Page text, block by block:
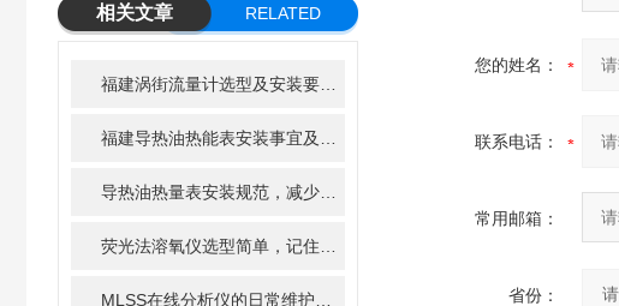
相关文章
RELATED
您的姓名：
联系电话：
常用邮箱：
省份：